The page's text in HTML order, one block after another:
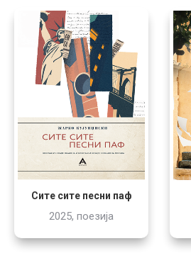
Сите сите песни паф
2025, поезија